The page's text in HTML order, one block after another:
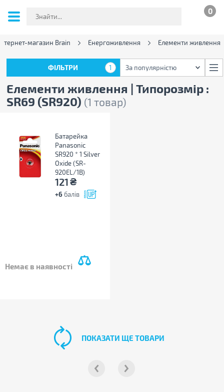
0
магазин Brain Енергоживлення Елементи живлення
Елементи живлення | Типорозмір :
SR69 (SR920) (1 товар)
ФІЛЬТРИ 1 За популярністю
Батарейка
Panasonic
SR920 * 1 Silver
Oxide (SR-
920EL/1B)
121₴
+6 балів
Немає в наявності
ПОКАЗАТИ ЩЕ ТОВАРИ
ФІЛЬТРИ 1 За популярністю